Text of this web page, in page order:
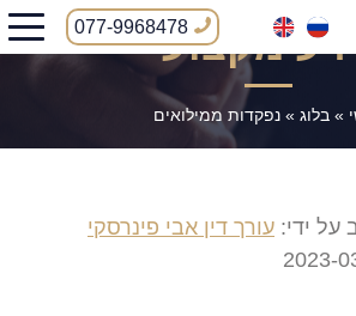
077-9968478מקצועי
»בלוג »נפקדות ממילואים
על ידי: עורך דין אבי פינרסקי
2023-